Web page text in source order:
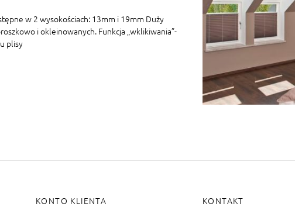
w 2 wysokościach: 13mm i 19mm Duży
i okleinowanych. Funkcja „wklikiwania”-
plisy
KONTO KLIENTA
KONTAKT